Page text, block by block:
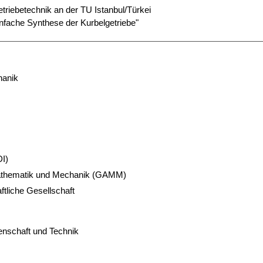
an der TU Istanbul/Türkei
Synthese der Kurbelgetriebe"
und Mechanik (GAMM)
Gesellschaft
und Technik